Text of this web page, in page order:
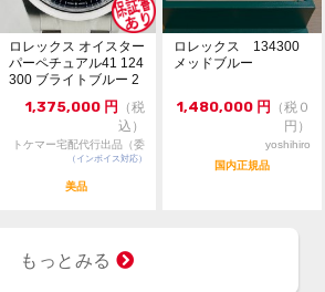
ロレックス オイスター
パーペチュアル41 124
300 ブライトブルー 2
1,375,000 円 （税
込）
トケマー宅配代行出品（委
託販売）
（インボイス対応）
美品
ロレックス 134300
メッドブルー
1,480,000 円 （税０
円）
yoshihiro
国内正規品
もっとみる